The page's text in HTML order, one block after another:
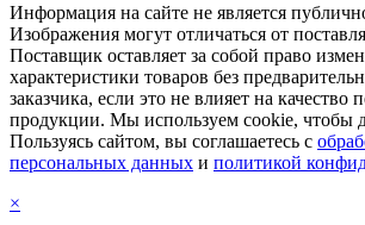
Информация на сайте не является
Изображения могут отличаться от
Поставщик оставляет за собой право
характеристики товаров без
заказчика, если это не влияет на качество
продукции. Мы используем cookie, чтобы
Пользуясь сайтом, вы соглашаетесь с
персональных данных и политикой
×